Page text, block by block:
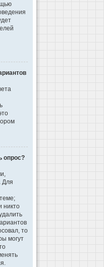
опрос?
Для
никто
то
могут